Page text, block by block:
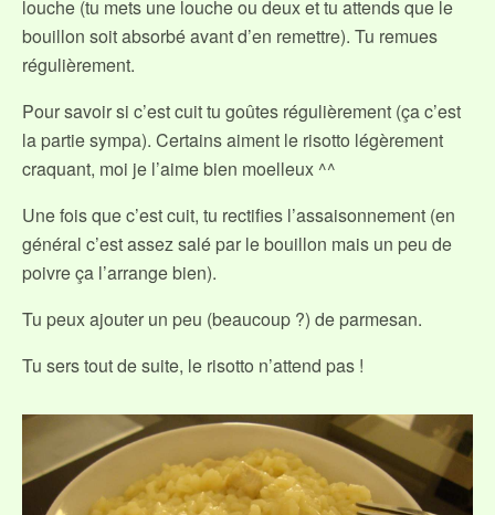
louche (tu mets une louche ou deux et tu attends que le
bouillon soit absorbé avant d’en remettre). Tu remues
régulièrement.
Pour savoir si c’est cuit tu goûtes régulièrement (ça c’est
la partie sympa). Certains aiment le risotto légèrement
craquant, moi je l’aime bien moelleux ^^
Une fois que c’est cuit, tu rectifies l’assaisonnement (en
général c’est assez salé par le bouillon mais un peu de
poivre ça l’arrange bien).
Tu peux ajouter un peu (beaucoup ?) de parmesan.
Tu sers tout de suite, le risotto n’attend pas !